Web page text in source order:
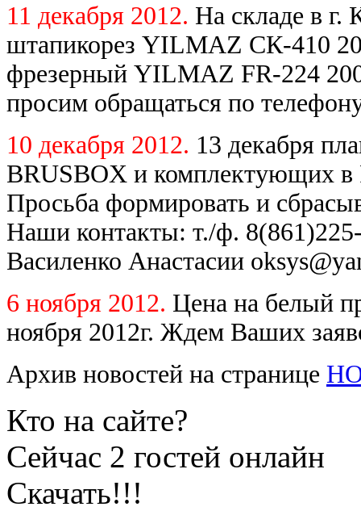
11 декабря 2012. На складе в г.
штапикорез YILMAZ СК-410
фрезерный YILMAZ FR-224
просим обращаться по
10 декабря 2012. 13 декабря
BRUSBOX и комплектующих в
Просьба формировать и
Наши контакты: т./ф.
Василенко Анастасии
6 ноября 2012. Цена на белый
ноября 2012г. Ждем Ваших
Архив новостей на странице
Кто на сайте?
Сейчас 2 гостей онлайн
Скачать!!!